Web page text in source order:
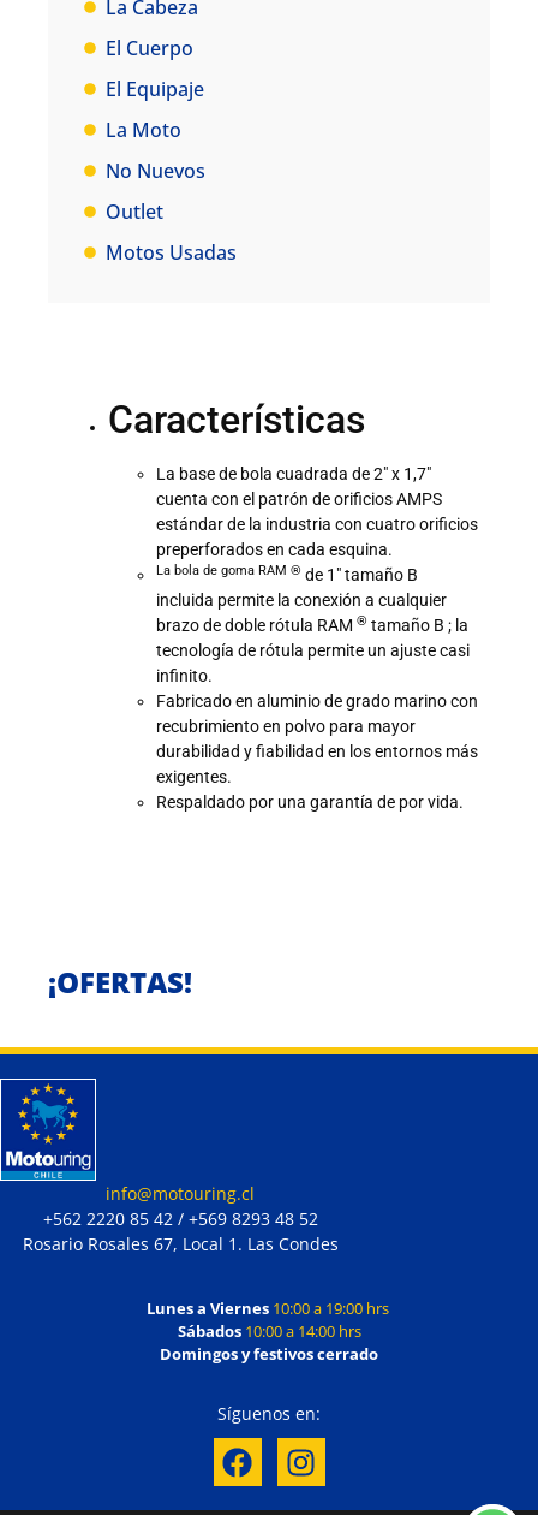
La Cabeza
El Cuerpo
El Equipaje
La Moto
No Nuevos
Outlet
Motos Usadas
Características
La base de bola cuadrada de 2″ x 1,7″
cuenta con el patrón de orificios AMPS
estándar de la industria con cuatro orificios
preperforados en cada esquina.
La bola de goma RAM ® de 1″ tamaño B
incluida permite la conexión a cualquier
brazo de doble rótula RAM ® tamaño B ; la
tecnología de rótula permite un ajuste casi
infinito.
Fabricado en aluminio de grado marino con
recubrimiento en polvo para mayor
durabilidad y fiabilidad en los entornos más
exigentes.
Respaldado por una garantía de por vida.
¡OFERTAS!
info@motouring.cl
+562 2220 85 42 / +569 8293 48 52
Rosario Rosales 67, Local 1. Las Condes
Lunes a Viernes 10:00 a 19:00 hrs
Sábados 10:00 a 14:00 hrs
Domingos y festivos cerrado
Síguenos en: